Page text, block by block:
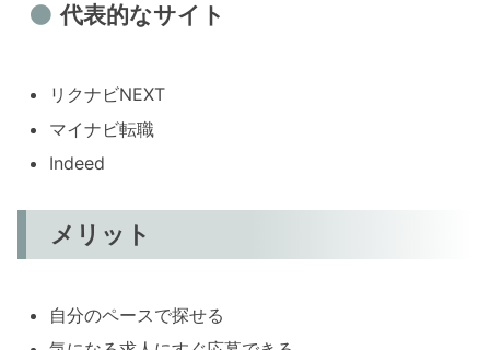
代表的なサイト
リクナビNEXT
マイナビ転職
Indeed
メリット
自分のペースで探せる